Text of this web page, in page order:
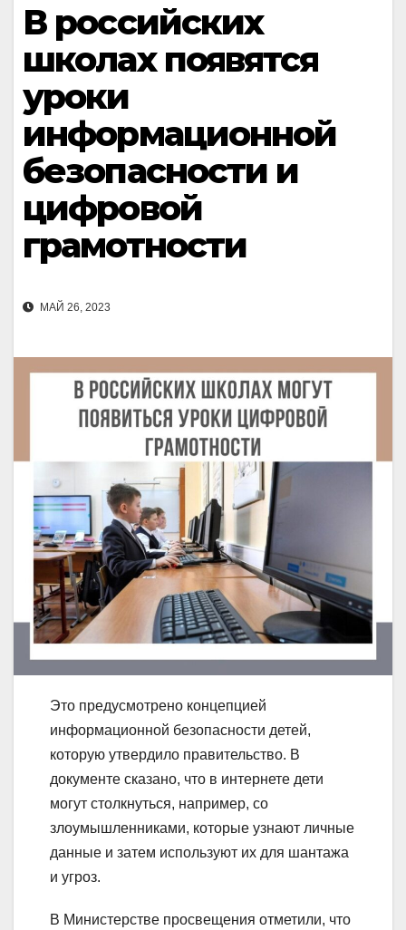
В российских
школах появятся
уроки
информационной
безопасности и
цифровой
грамотности
МАЙ 26, 2023
Это предусмотрено концепцией
информационной безопасности детей,
которую утвердило правительство. В
документе сказано, что в интернете дети
могут столкнуться, например, со
злоумышленниками, которые узнают личные
данные и затем используют их для шантажа
и угроз.
В Министерстве просвещения отметили, что